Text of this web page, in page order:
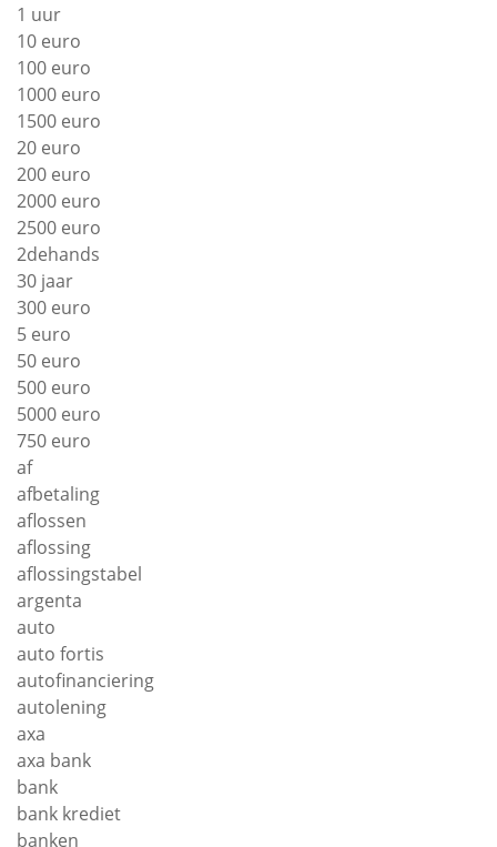
1 uur
10 euro
100 euro
1000 euro
1500 euro
20 euro
200 euro
2000 euro
2500 euro
2dehands
30 jaar
300 euro
5 euro
50 euro
500 euro
5000 euro
750 euro
af
afbetaling
aflossen
aflossing
aflossingstabel
argenta
auto
auto fortis
autofinanciering
autolening
axa
axa bank
bank
bank krediet
banken